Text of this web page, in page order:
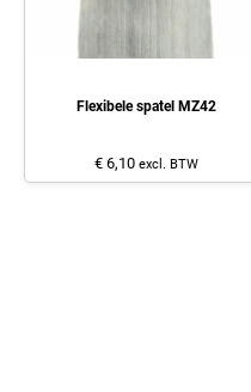
Flexibele spatel MZ42
€ 6,10 excl. BTW